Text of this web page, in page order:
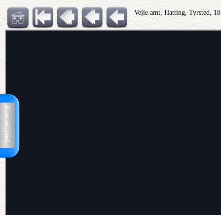
Kontrolpanel
Vejle amt, Hatting, Tyrsted,